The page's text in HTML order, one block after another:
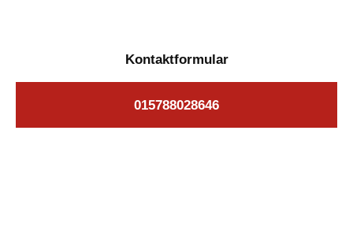
Kontaktformular
015788028646